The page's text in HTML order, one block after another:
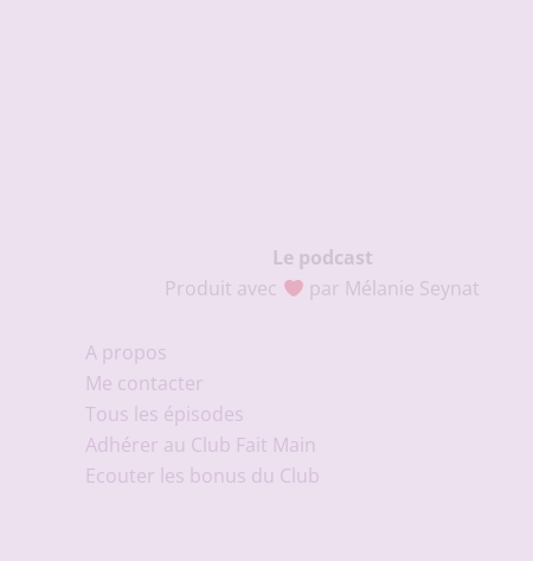
Le podcast
Produit avec
par Mélanie Seynat
A propos
Me contacter
Tous les épisodes
Adhérer au Club Fait Main
Ecouter les bonus du Club